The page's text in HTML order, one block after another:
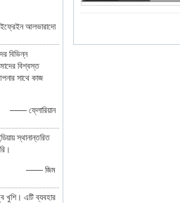
আলভারাদো
বিভিন্ন
বিশ্বস্ত
সাথে কাজ
—— ফ্লোরিয়ান
স্থানান্তরিত
—— জিম
খুশি। এটি ব্যবহার